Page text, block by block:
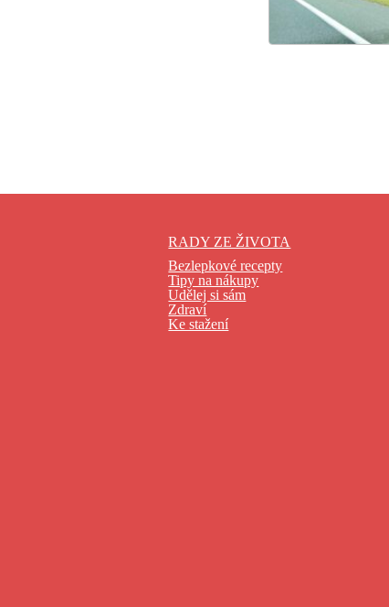
RADY ZE ŽIVOTA
Bezlepkové recepty
Tipy na nákupy
Udělej si sám
Zdraví
Ke stažení